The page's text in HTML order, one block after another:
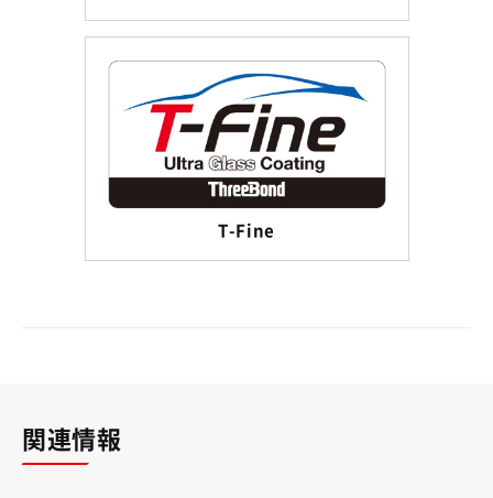
T-Fine
関連情報